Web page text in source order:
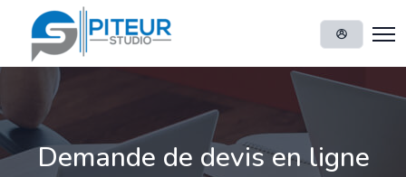
Demande de devis en ligne